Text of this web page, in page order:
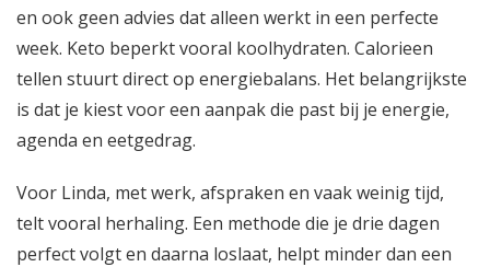
en ook geen advies dat alleen werkt in een perfecte
week. Keto beperkt vooral koolhydraten. Calorieen
tellen stuurt direct op energiebalans. Het belangrijkste
is dat je kiest voor een aanpak die past bij je energie,
agenda en eetgedrag.
Voor Linda, met werk, afspraken en vaak weinig tijd,
telt vooral herhaling. Een methode die je drie dagen
perfect volgt en daarna loslaat, helpt minder dan een